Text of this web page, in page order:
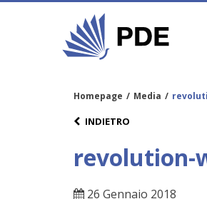
Homepage / Media /
INDIETRO
revolution-
26 Gennaio 2018